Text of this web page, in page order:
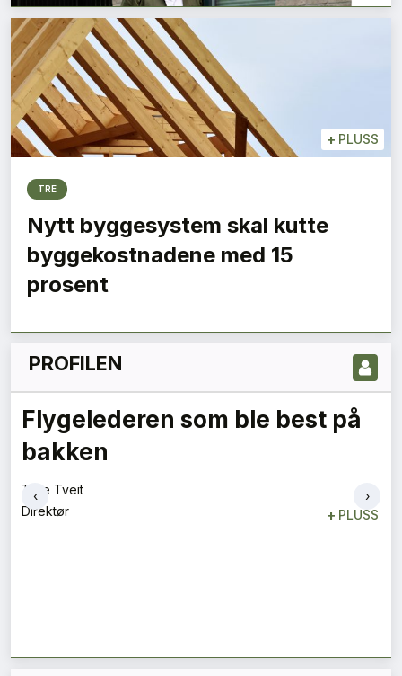
LES NYESTE UTGIVELSE HER
+ PLUSS
TRE
Nytt byggesystem skal kutte
byggekostnadene med 15
prosent
PROFILEN
+ PLUSS
Flygelederen som ble best på
bakken
Tore Tveit
Direktør
‹ ›